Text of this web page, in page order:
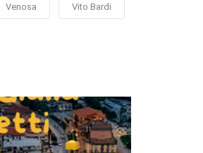
Venosa Vito Bardi